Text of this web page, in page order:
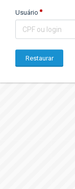
Usuário
Restaurar